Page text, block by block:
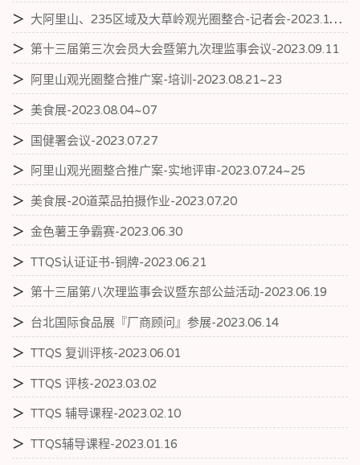
＞ 大阿里山、235区域及大草岭观光圈整合-记者会-2023.11.11
＞ 第十三届第三次会员大会暨第九次理监事会议-2023.09.11
＞ 阿里山观光圈整合推广案-培训-2023.08.21~23
＞ 美食展-2023.08.04~07
＞ 国健署会议-2023.07.27
＞ 阿里山观光圈整合推广案-实地评审-2023.07.24~25
＞ 美食展-20道菜品拍摄作业-2023.07.20
＞ 金色薯王争霸赛-2023.06.30
＞ TTQS认证证书-铜牌-2023.06.21
＞ 第十三届第八次理监事会议暨东部公益活动-2023.06.19
＞ 台北国际食品展『厂商顾问』参展-2023.06.14
＞ TTQS 复训评核-2023.06.01
＞ TTQS 评核-2023.03.02
＞ TTQS 辅导课程-2023.02.10
＞ TTQS辅导课程-2023.01.16